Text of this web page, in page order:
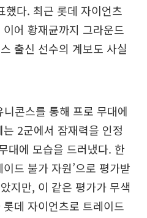
했다. 최근 롯데 자이언츠
어 황재균까지 그라운드
출신 선수의 계보도 사실
콘스를 통해 프로 무대에
2군에서 잠재력을 인정
대에 모습을 드러냈다. 한
드 불가 자원’으로 평가받
지만, 이 같은 평가가 무색
데 자이언츠로 트레이드